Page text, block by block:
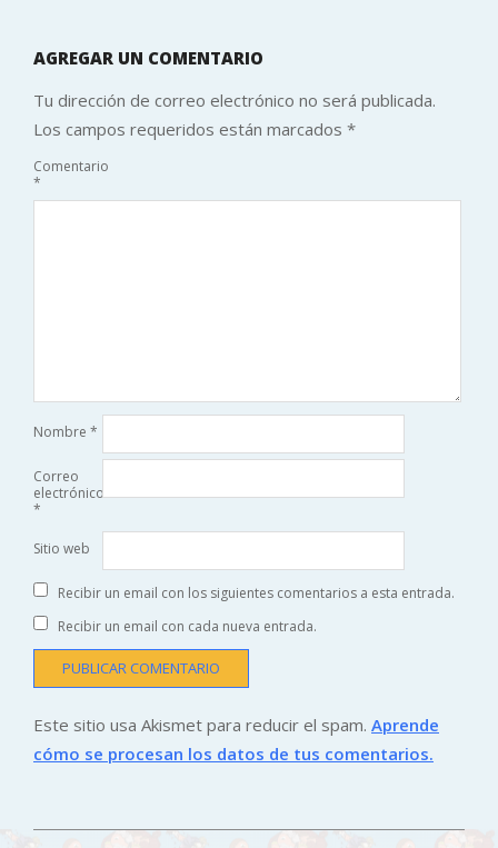
AGREGAR UN COMENTARIO
Tu dirección de correo electrónico no será publicada.
Los campos requeridos están marcados *
Comentario
*
Nombre *
Correo
electrónico
*
Sitio web
Recibir un email con los siguientes comentarios a esta entrada.
Recibir un email con cada nueva entrada.
Este sitio usa Akismet para reducir el spam. Aprende
cómo se procesan los datos de tus comentarios.